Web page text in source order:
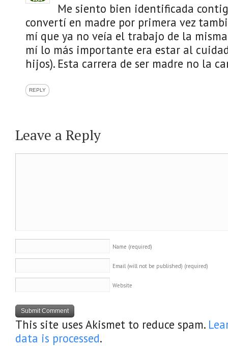
Me siento bien identificada
convertí en madre por primera vez
mí que ya no veía el trabajo de la
mí lo más importante era estar al
hijos). Esta carrera de ser madre no la
REPLY
Leave a Reply
Name (required)
Email (will not be published) (required)
Website
This site uses Akismet to reduce spam.
data is processed.